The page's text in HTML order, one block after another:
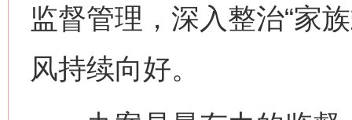
监督管理，深入整治“家
风持续向好。